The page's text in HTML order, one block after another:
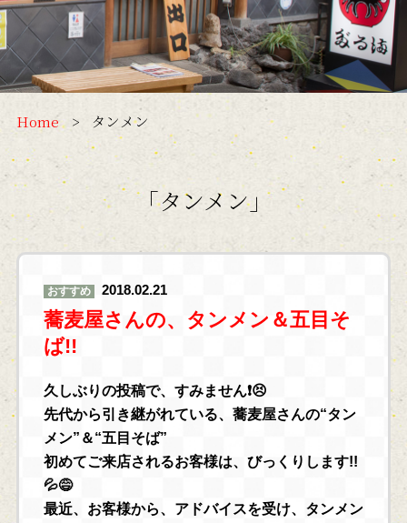
Home タンメン
「タンメン」
おすすめ 2018.02.21
蕎麦屋さんの、タンメン＆五目そ
ば!!
久しぶりの投稿で、すみません❗😣
先代から引き継がれている、蕎麦屋さんの“タン
メン”＆“五目そば”
初めてご来店されるお客様は、びっくりします!!
💦😅
最近、お客様から、アドバイスを受け、タンメン